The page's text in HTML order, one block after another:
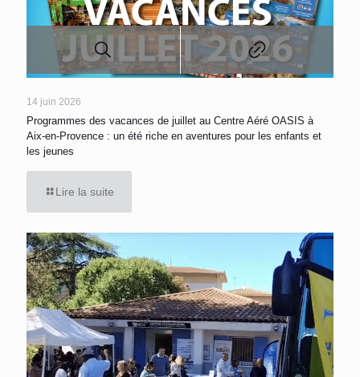
14 juin 2026
Programmes des vacances de juillet au Centre Aéré OASIS à
Aix-en-Provence : un été riche en aventures pour les enfants et
les jeunes
Lire la suite